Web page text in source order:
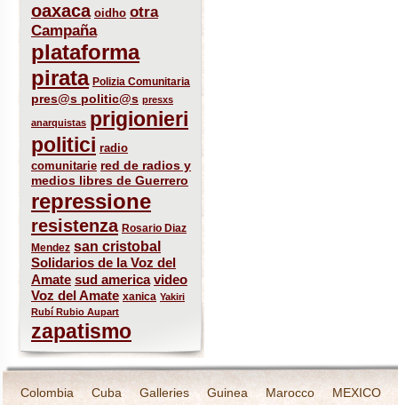
oaxaca oidho otra
Campaña
plataforma
pirata Polizia Comunitaria
pres@s politic@s presxs
anarquistas prigionieri
politici radio
comunitarie red de radios y
medios libres de Guerrero
repressione
resistenza Rosario Diaz
Mendez san cristobal
Solidarios de la Voz del
Amate sud america video
Voz del Amate xanica Yakiri
Rubí Rubio Aupart
zapatismo
Colombia Cuba Galleries Guinea Marocco MEXICO